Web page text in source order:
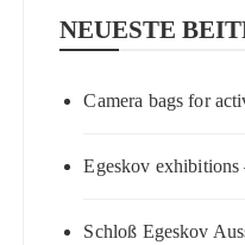
NEUESTE
Camera bags for
Egeskov exhibitions
Schloß Egeskov